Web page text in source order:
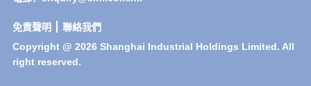
免責聲明
聯絡我們
Copyright @ 2026 Shanghai Industrial Holdings Limited. All
right reserved.